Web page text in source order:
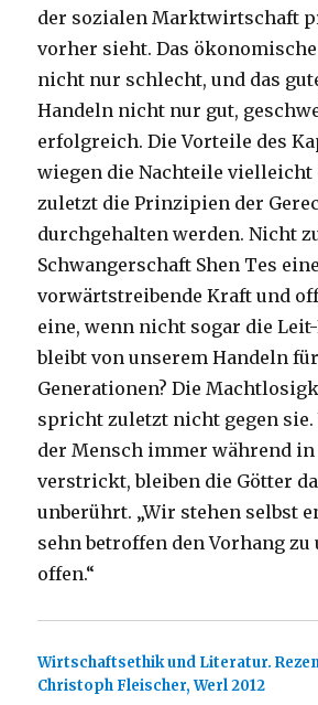
der sozialen Marktwirtschaft
vorher sieht. Das
nicht nur schlecht, und das
Handeln nicht nur gut,
erfolgreich. Die Vorteile des
wiegen die Nachteile vielleicht
zuletzt die Prinzipien der
durchgehalten werden. Nicht
Schwangerschaft Shen Tes eine
vorwärtstreibende Kraft und
eine, wenn nicht sogar die Leit-
bleibt von unserem Handeln
Generationen? Die
spricht zuletzt nicht gegen
der Mensch immer während
verstrickt, bleiben die Götter
unberührt. „Wir stehen selbst
sehn betroffen den Vorhang zu
offen.“
Wirtschaftsethik und Literatur.
Christoph Fleischer, Werl 2012